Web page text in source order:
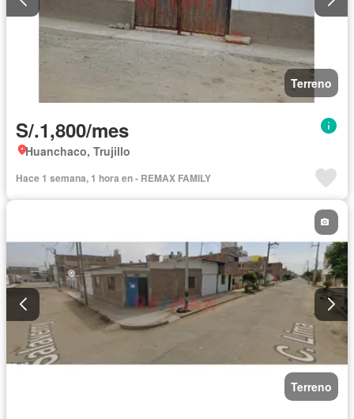
Terreno
S/.1,800/mes
Huanchaco, Trujillo
Hace 1 semana, 1 hora en - REMAX FAMILY
Terreno